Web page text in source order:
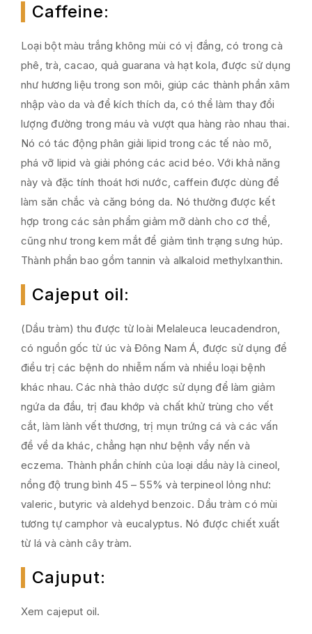
Caffeine:
Loại bột màu trắng không mùi có vị đắng, có trong cà
phê, trà, cacao, quả guarana và hạt kola, được sử dụng
như hương liệu trong son môi, giúp các thành phần xâm
nhập vào da và để kích thích da, có thể làm thay đổi
lượng đường trong máu và vượt qua hàng rào nhau thai.
Nó có tác động phân giải lipid trong các tế nào mõ,
phá vỡ lipid và giải phóng các acid béo. Với khả năng
này và đặc tính thoát hơi nước, caffein được dùng để
làm săn chắc và căng bóng da. Nó thường được kết
hợp trong các sản phẩm giảm mỡ dành cho cơ thể,
cũng như trong kem mắt để giảm tình trạng sưng húp.
Thành phần bao gồm tannin và alkaloid methylxanthin.
Cajeput oil:
(Dầu tràm) thu được từ loài Melaleuca leucadendron,
có nguồn gốc từ úc và Đông Nam Á, được sử dụng để
điều trị các bệnh do nhiễm nấm và nhiều loại bệnh
khác nhau. Các nhà thảo dược sử dụng để làm giảm
ngứa da đầu, trị đau khớp và chất khử trùng cho vết
cắt, làm lành vết thương, trị mụn trứng cá và các vấn
đề về da khác, chẳng hạn như bệnh vẩy nến và
eczema. Thành phần chính của loại dầu này là cineol,
nồng độ trung bình 45 – 55% và terpineol lỏng như:
valeric, butyric và aldehyd benzoic. Dầu tràm có mùi
tương tự camphor và eucalyptus. Nó được chiết xuất
từ lá và cành cây tràm.
Cajuput:
Xem cajeput oil.